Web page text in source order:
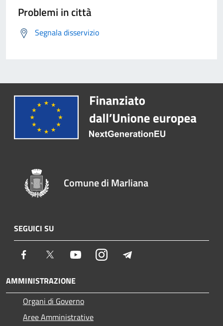
Problemi in città
Segnala disservizio
Comune di Marliana
SEGUICI SU
Facebook Twitter YoutubeInstagram
AMMINISTRAZIONE
Organi di Governo
Aree Amministrative